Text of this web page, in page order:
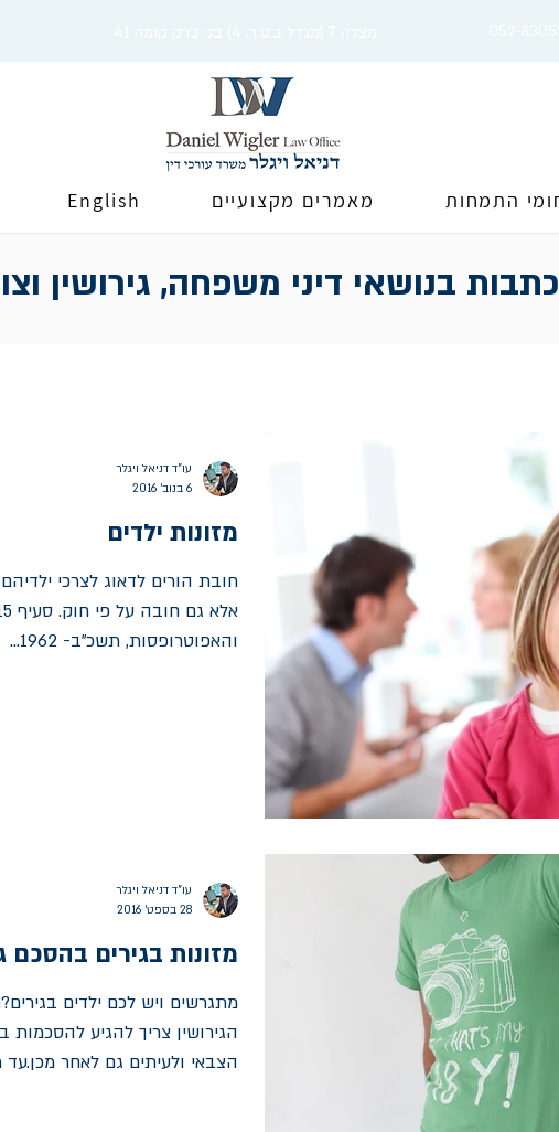
English מאמרים מקצועיים התמחות
כתבות בנושאי דיני משפחה, גירושין
מזונות ילדים
חובת הורים לדאוג לצרכי
והאפוטרופסות, תשכ"ב- 1962...
עו"ד דניאל ויגלר
6 בנוב׳ 2016
מזונות בגירים בהסכם
מתגרשים ויש לכם ילדים
הגירושין צריך להגיע
הצבאי ולעיתים גם לאחר מכן.עד
עו"ד דניאל ויגלר
28 בספט׳ 2016